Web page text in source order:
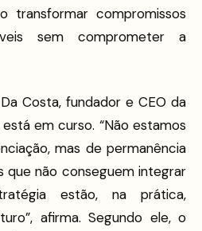
transformar compromissos
sem comprometer a
Costa, fundador e CEO da
em curso. “Não estamos
mas de permanência
que não conseguem integrar
estão, na prática,
afirma. Segundo ele, o